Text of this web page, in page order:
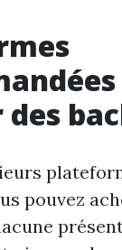
des
pouvez